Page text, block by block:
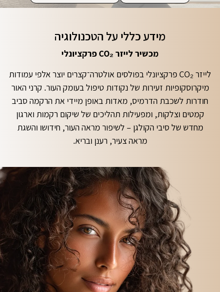
מידע כללי על הטכנולוגיה
מכשיר לייזר CO₂ פרקציונלי
לייזר CO₂ פרקציונלי בפולסים אולטרה־קצרים יוצר אלפי עמודות
מיקרוסקופיות זעירות של נקודות טיפול בעומק העור. קרני האור
חודרות לשכבת הדרמיס, מאדות באופן מיידי את הרקמה סביב
קמטים וצלקות, ומפעילות תהליכים של שיקום רקמות וארגון
מחדש של סיבי הקולגן – לשיפור מראה העור, חידושו והשגת
מראה צעיר, רענן ובריא.